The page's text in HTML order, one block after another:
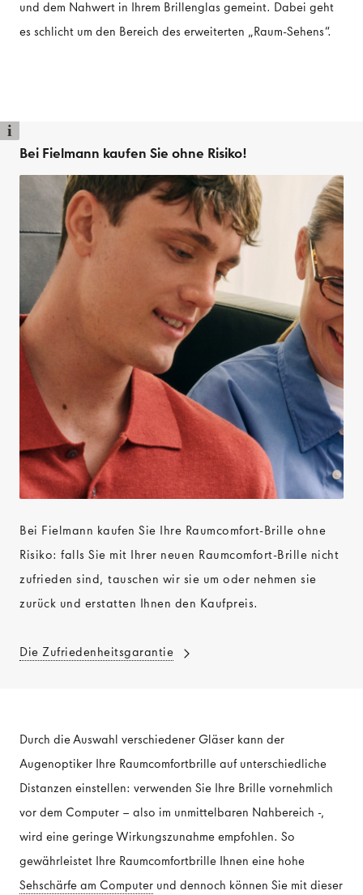
und dem Nahwert in Ihrem Brillenglas gemeint. Dabei geht
es schlicht um den Bereich des erweiterten „Raum-Sehens“.
i
Bei Fielmann kaufen Sie ohne Risiko!
Bei Fielmann kaufen Sie Ihre Raumcomfort-Brille ohne
Risiko: falls Sie mit Ihrer neuen Raumcomfort-Brille nicht
zufrieden sind, tauschen wir sie um oder nehmen sie
zurück und erstatten Ihnen den Kaufpreis.
Die Zufriedenheitsgarantie
Durch die Auswahl verschiedener Gläser kann der
Augenoptiker Ihre Raumcomfortbrille auf unterschiedliche
Distanzen einstellen: verwenden Sie Ihre Brille vornehmlich
vor dem Computer - also im unmittelbaren Nahbereich -,
wird eine geringe Wirkungszunahme empfohlen. So
gewährleistet Ihre Raumcomfortbrille Ihnen eine hohe
Sehschärfe am Computer und dennoch können Sie mit dieser